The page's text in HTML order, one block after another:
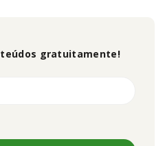
gratuitamente!